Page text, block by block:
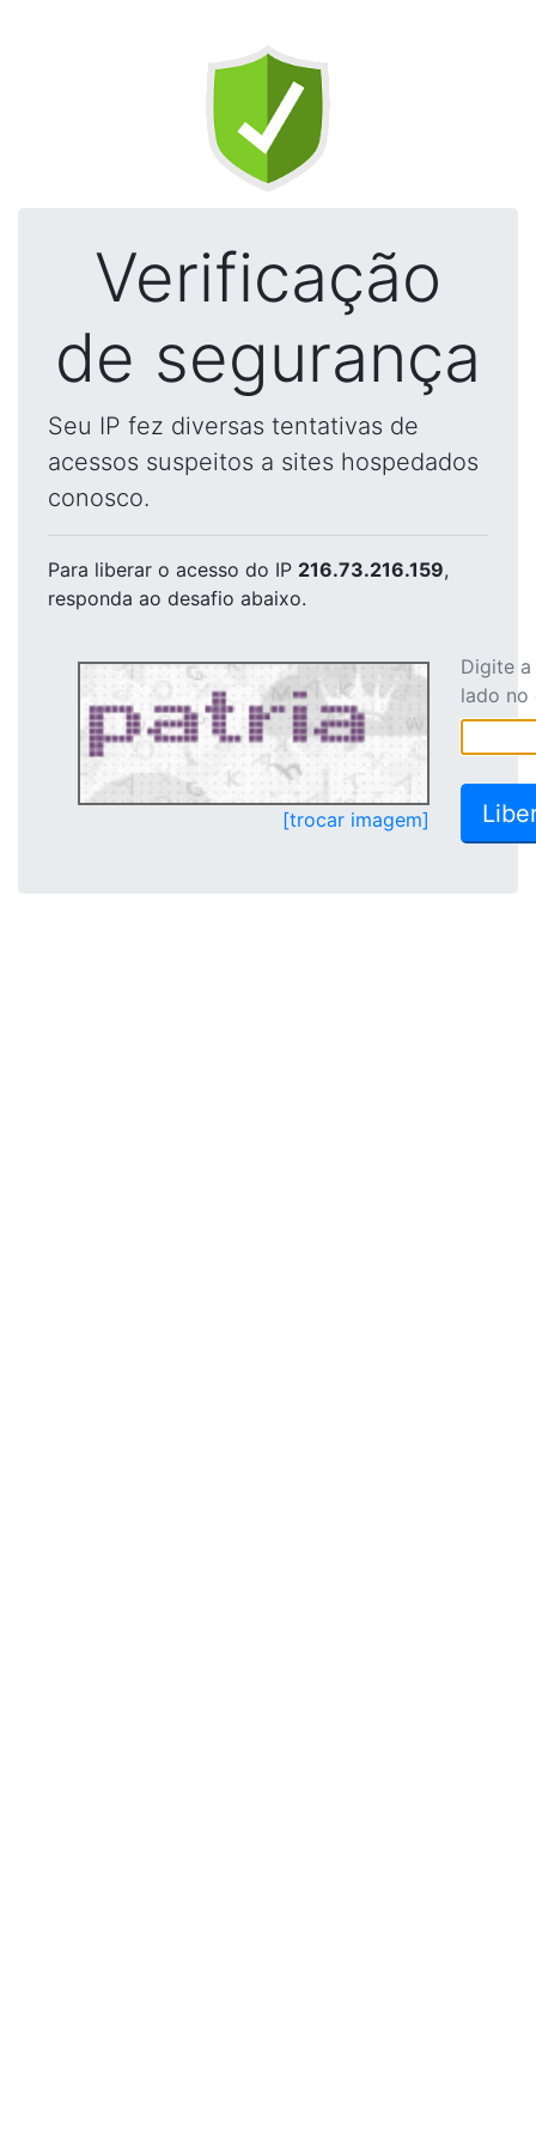
Verificação
de segurança
Seu IP fez diversas tentativas de
acessos suspeitos a sites hospedados
conosco.
Para liberar o acesso do IP 216.73.216.159,
responda ao desafio abaixo.
[trocar imagem]
Digite
lado no